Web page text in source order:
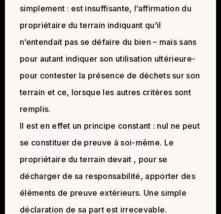
simplement : est insuffisante, l’affirmation du
propriétaire du terrain indiquant qu’il
n’entendait pas se défaire du bien – mais sans
pour autant indiquer son utilisation ultérieure-
pour contester la présence de déchets sur son
terrain et ce, lorsque les autres critères sont
remplis.
Il est en effet un principe constant : nul ne peut
se constituer de preuve à soi-même. Le
propriétaire du terrain devait , pour se
décharger de sa responsabilité, apporter des
éléments de preuve extérieurs. Une simple
déclaration de sa part est irrecevable.